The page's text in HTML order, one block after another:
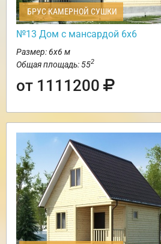
БРУС КАМЕРНОЙ СУШКИ
№13 Дом с мансардой 6х6
Размер: 6х6 м
Общая площадь: 552
от 1111200